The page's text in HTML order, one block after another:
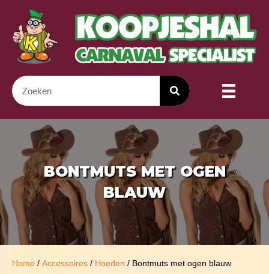
BONTMUTS MET OGEN
BLAUW
Home / Accessoires / Hoeden / Bontmuts met ogen blauw